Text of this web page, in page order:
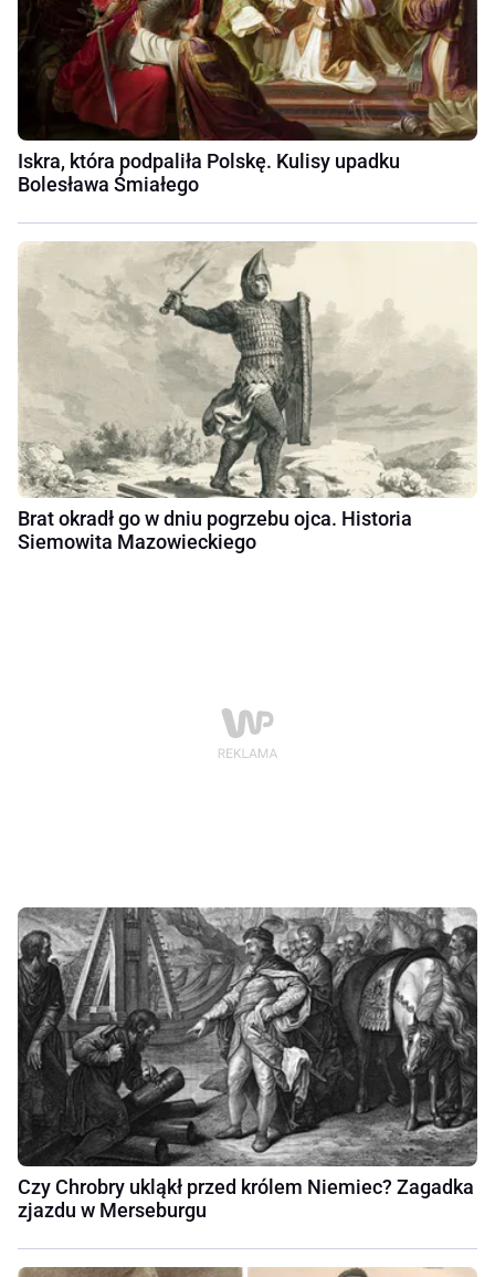
Iskra, która podpaliła Polskę. Kulisy upadku
Bolesława Śmiałego
Brat okradł go w dniu pogrzebu ojca. Historia
Siemowita Mazowieckiego
Czy Chrobry ukląkł przed królem Niemiec? Zagadka
zjazdu w Merseburgu